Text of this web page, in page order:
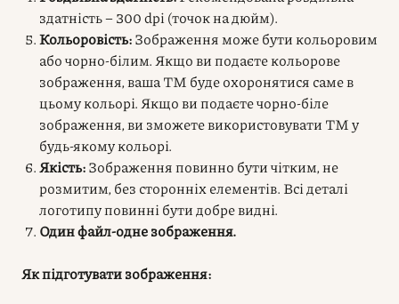
здатність – 300 dpi (точок на дюйм).
Кольоровість:Зображення може бути кольоровим
або чорно-білим. Якщо ви подаєте кольорове
зображення, ваша ТМ буде охоронятися саме в
цьому кольорі. Якщо ви подаєте чорно-біле
зображення, ви зможете використовувати ТМ у
будь-якому кольорі.
Якість:Зображення повинно бути чітким, не
розмитим, без сторонніх елементів. Всі деталі
логотипу повинні бути добре видні.
Один файл-одне зображення.
Як підготувати зображення: